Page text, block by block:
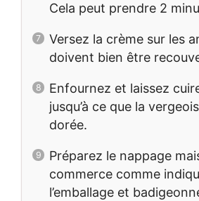
Cela peut prendre 2
Versez la crème sur les
doivent bien être
Enfournez et laissez
jusqu’à ce que la
dorée.
Préparez le nappage
commerce comme
l’emballage et